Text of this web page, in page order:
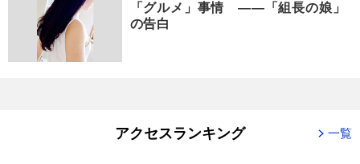
「グルメ」事情 ――「組長の娘」
の告白
アクセスランキング 一覧